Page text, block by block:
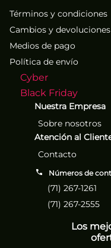
Términos y condiciones
Cambios y devoluciones
Medios de pago
Política de envío
Cyber
Black Friday
Nuestra Empresa
Sobre nosotros
Atención al
Contacto
Números de
(71) 267-1261
(71) 267-2555
Los